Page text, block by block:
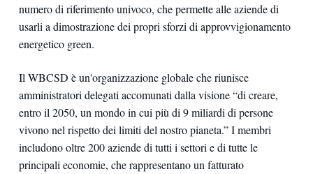
numero di riferimento univoco, che permette alle aziende di
usarli a dimostrazione dei propri sforzi di approvvigionamento
energetico green.
Il WBCSD è un'organizzazione globale che riunisce
amministratori delegati accomunati dalla visione “di creare,
entro il 2050, un mondo in cui più di 9 miliardi di persone
vivono nel rispetto dei limiti del nostro pianeta.” I membri
includono oltre 200 aziende di tutti i settori e di tutte le
principali economie, che rappresentano un fatturato